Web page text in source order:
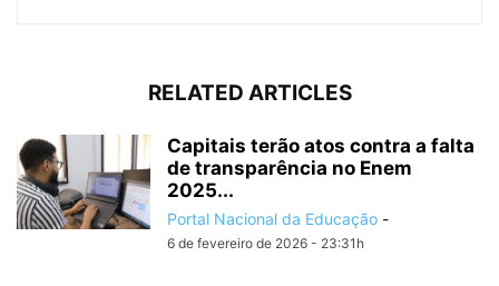
RELATED ARTICLES
Capitais terão atos contra a falta
de transparência no Enem
2025...
Portal Nacional da Educação -
6 de fevereiro de 2026 - 23:31h